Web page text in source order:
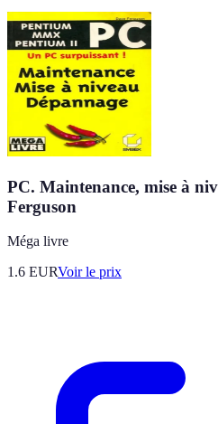
PC. Maintenance, mise à
Ferguson
Méga livre
1.6 EURVoir le prix